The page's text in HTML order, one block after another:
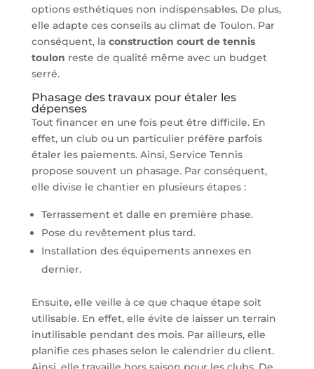
options esthétiques non indispensables. De plus,
elle adapte ces conseils au climat de Toulon. Par
conséquent, la construction court de tennis
toulon reste de qualité même avec un budget
serré.
Phasage des travaux pour étaler les
dépenses
Tout financer en une fois peut être difficile. En
effet, un club ou un particulier préfère parfois
étaler les paiements. Ainsi, Service Tennis
propose souvent un phasage. Par conséquent,
elle divise le chantier en plusieurs étapes :
Terrassement et dalle en première phase.
Pose du revêtement plus tard.
Installation des équipements annexes en
dernier.
Ensuite, elle veille à ce que chaque étape soit
utilisable. En effet, elle évite de laisser un terrain
inutilisable pendant des mois. Par ailleurs, elle
planifie ces phases selon le calendrier du client.